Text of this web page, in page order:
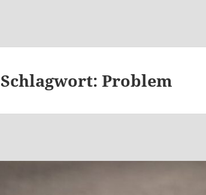
Schlagwort:Problem